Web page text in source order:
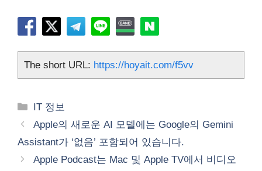
The short URL: https://hoyait.com/f5vv
카
테
리
IT 정보
Apple의 새로운 AI 모델에는 Google의 Gemini
Assistant가 ‘없음’ 포함되어 있습니다.
Apple Podcast는 Mac 및 Apple TV에서 비디오